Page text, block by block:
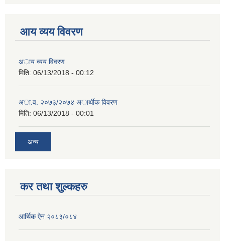
आय व्यय विवरण
अाय व्यय विवरण
मिति: 06/13/2018 - 00:12
अा.व. २०७३/२०७४ अार्थीक विवरण
मिति: 06/13/2018 - 00:01
अन्य
कर तथा शुल्कहरु
आर्थिक ऐन २०८३/०८४